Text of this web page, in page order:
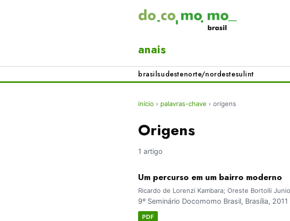
anais
brasilsudestenorte/nordestesulint
início › palavras-chave › origens
Origens
1 artigo
Um percurso em um bairro moderno
Ricardo de Lorenzi Kambara; Oreste Bortolli
9º Seminário Docomomo Brasil, Brasília, 2011
PDF